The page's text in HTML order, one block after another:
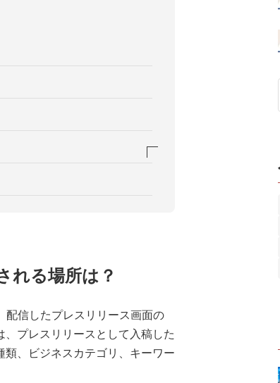
れる場所は？
配信したプレスリリース画面の
プレスリリースとして入稿した
、ビジネスカテゴリ、キーワー